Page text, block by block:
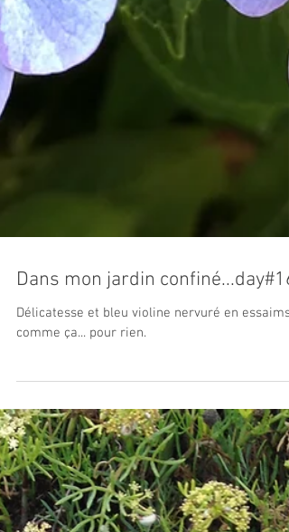
Dans mon jardin confiné...day#16
Délicatesse et bleu violine nervuré en essaims,
comme ça... pour rien.